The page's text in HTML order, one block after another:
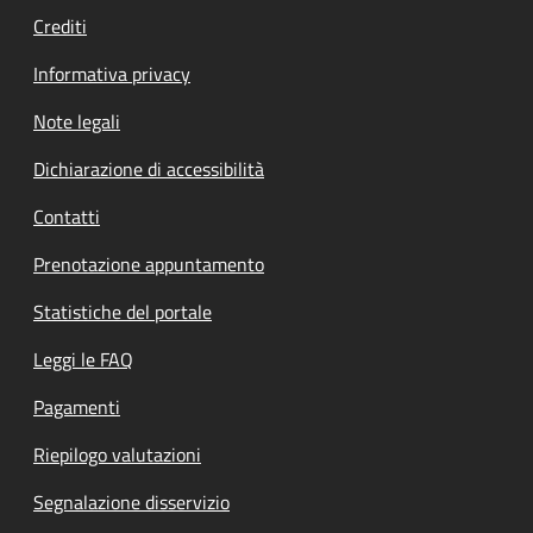
Crediti
Informativa privacy
Note legali
Dichiarazione di accessibilità
Contatti
Prenotazione appuntamento
Statistiche del portale
Leggi le FAQ
Pagamenti
Riepilogo valutazioni
Segnalazione disservizio